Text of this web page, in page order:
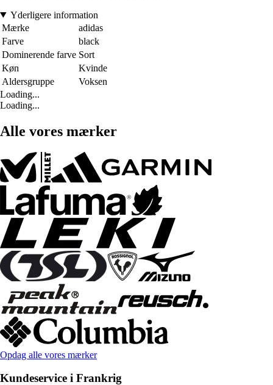
Yderligere information
Mærke
adidas
Farve
black
Dominerende farve Sort
Køn
Kvinde
Aldersgruppe
Voksen
Loading...
Loading...
Alle vores mærker
Opdag alle vores mærker
Kundeservice i Frankrig